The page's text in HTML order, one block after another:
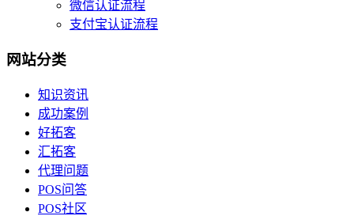
微信认证流程
支付宝认证流程
网站分类
知识资讯
成功案例
好拓客
汇拓客
代理问题
POS问答
POS社区